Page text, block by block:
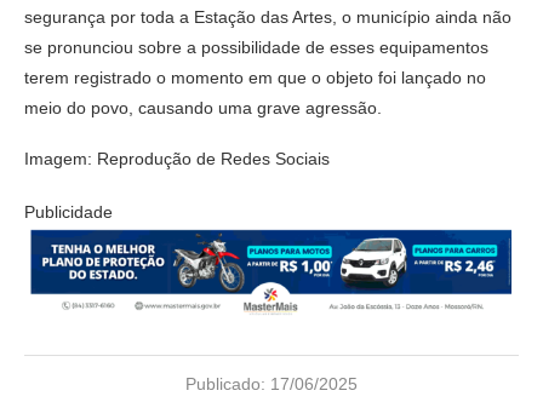
segurança por toda a Estação das Artes, o município ainda não
se pronunciou sobre a possibilidade de esses equipamentos
terem registrado o momento em que o objeto foi lançado no
meio do povo, causando uma grave agressão.
Imagem: Reprodução de Redes Sociais
Publicidade
Publicado: 17/06/2025